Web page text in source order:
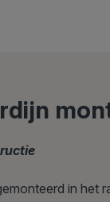
in het